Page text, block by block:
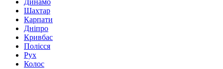
Динамо
Шахтар
Карпати
Дніпро
Кривбас
Полісся
Рух
Колос